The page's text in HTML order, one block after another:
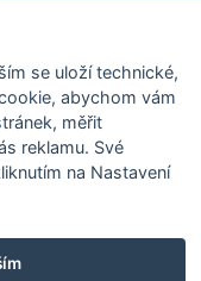
se uloží technické,
abychom vám
měřit
reklamu. Své
na Nastavení